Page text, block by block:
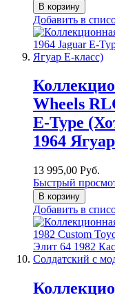
В корзину
Добавить в
Wheels
E-Type
1964
13 995,00 Руб.
Быстрый
В корзину
Добавить в